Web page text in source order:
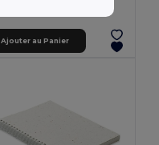
Ajouter au Panier